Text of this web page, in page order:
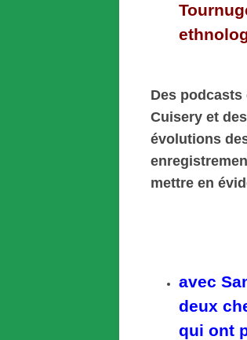
Des podcasts
Cuisery et
évolutions
mettre en
avec
deux
qui ont